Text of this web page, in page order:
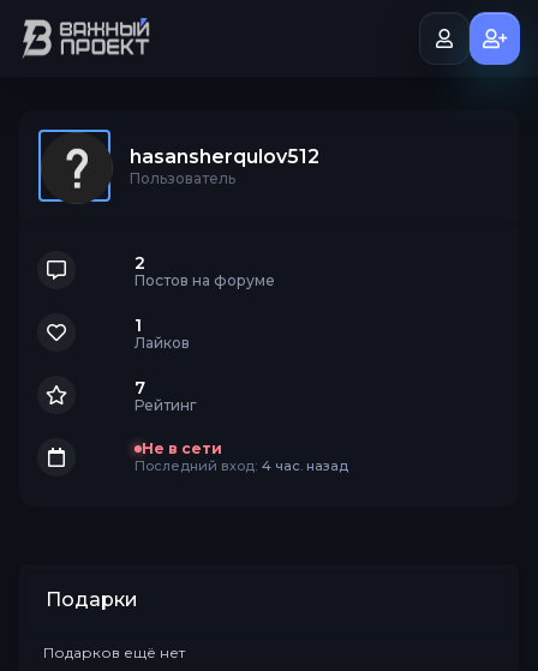
hasansherqulov512
Пользователь
2
Постов на форуме
1
Лайков
7
Рейтинг
Не в сети
Последний вход: 4 час. назад
Подарки
Все
Подарков ещё нет